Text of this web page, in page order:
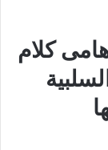
كلام